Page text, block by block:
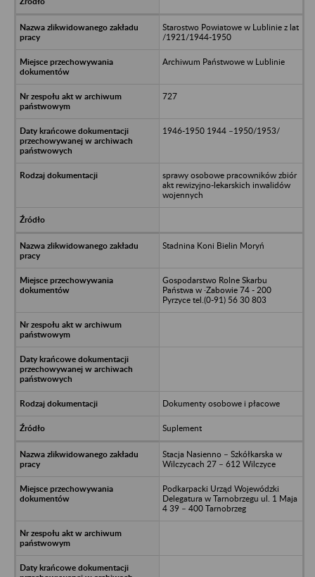
Starostwo Powiatowe w Lublinie z lat
/1921/1944-1950
Archiwum Państwowe w Lublinie
727
1946-1950 1944 –1950/1953/
sprawy osobowe pracowników zbiór
akt rewizyjno-lekarskich inwalidów
wojennych
Stadnina Koni Bielin Moryń
Gospodarstwo Rolne Skarbu
Państwa w ·Zabowie 74 - 200
Pyrzyce tel.(0-91) 56 30 803
Dokumenty osobowe i płacowe
Suplement
Stacja Nasienno – Szkółkarska w
Wilczycach 27 – 612 Wilczyce
Podkarpacki Urząd Wojewódzki
Delegatura w Tarnobrzegu ul. 1 Maja
4 39 – 400 Tarnobrzeg